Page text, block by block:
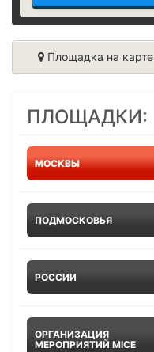
Площадка на карте
ПЛОЩАДКИ:
МОСКВЫ
ПОДМОСКОВЬЯ
РОССИИ
ОРГАНИЗАЦИЯ
МЕРОПРИЯТИЙ MICE